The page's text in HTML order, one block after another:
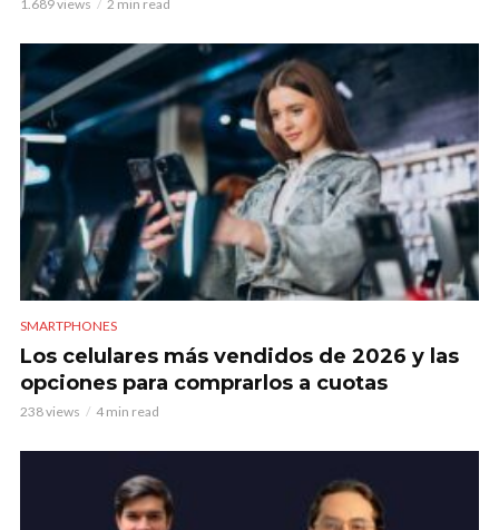
1.689 views 2 min read
SMARTPHONES
Los celulares más vendidos de 2026 y las
opciones para comprarlos a cuotas
238 views 4 min read